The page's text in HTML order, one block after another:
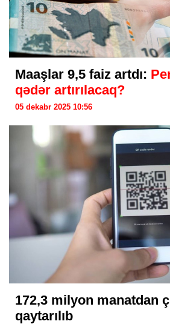
Maaşlar 9,5 faiz artdı:
qədər artırılacaq?
05 dekabr 2025 10:56
172,3 milyon manatdan
qaytarılıb